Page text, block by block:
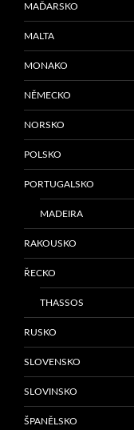
MAĎARSKO
MALTA
MONAKO
NĚMECKO
NORSKO
POLSKO
PORTUGALSKO
MADEIRA
RAKOUSKO
ŘECKO
THASSOS
RUSKO
SLOVENSKO
SLOVINSKO
ŠPANĚLSKO